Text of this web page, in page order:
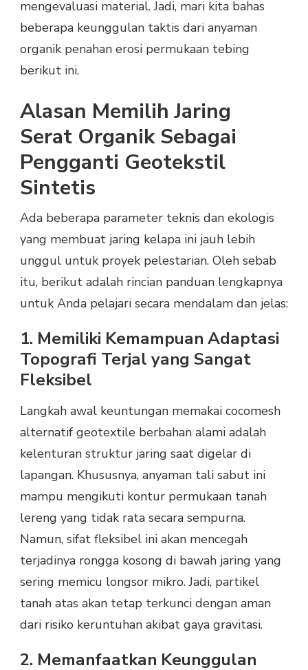
mengevaluasi material. Jadi, mari kita bahas
beberapa keunggulan taktis dari anyaman
organik penahan erosi permukaan tebing
berikut ini.
Alasan Memilih Jaring
Serat Organik Sebagai
Pengganti Geotekstil
Sintetis
Ada beberapa parameter teknis dan ekologis
yang membuat jaring kelapa ini jauh lebih
unggul untuk proyek pelestarian. Oleh sebab
itu, berikut adalah rincian panduan lengkapnya
untuk Anda pelajari secara mendalam dan jelas:
1. Memiliki Kemampuan Adaptasi
Topografi Terjal yang Sangat
Fleksibel
Langkah awal keuntungan memakai cocomesh
alternatif geotextile berbahan alami adalah
kelenturan struktur jaring saat digelar di
lapangan. Khususnya, anyaman tali sabut ini
mampu mengikuti kontur permukaan tanah
lereng yang tidak rata secara sempurna.
Namun, sifat fleksibel ini akan mencegah
terjadinya rongga kosong di bawah jaring yang
sering memicu longsor mikro. Jadi, partikel
tanah atas akan tetap terkunci dengan aman
dari risiko keruntuhan akibat gaya gravitasi.
2. Memanfaatkan Keunggulan